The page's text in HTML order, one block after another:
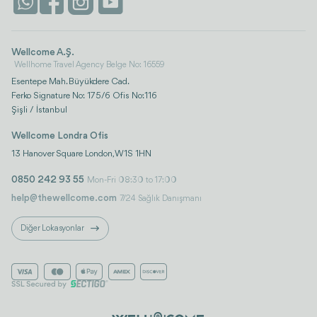
İstanbul
Wellcome A.Ş.
Wellhome Travel Agency Belge No: 16559
Esentepe Mah. Büyükdere Cad.
Ferko Signature No: 175/6 Ofis No:116
Şişli / İstanbul
Wellcome Londra Ofis
13 Hanover Square London, W1S 1HN
0850 242 93 55 Mon-Fri 08:30 to 17:00
help@thewellcome.com 7/24 Sağlık Danışmanı
Diğer Lokasyonlar